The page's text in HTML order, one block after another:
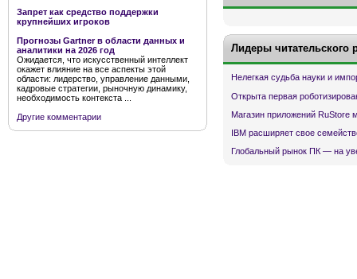
Запрет как средство поддержки
крупнейших игроков
Прогнозы Gartner в области данных и
аналитики на 2026 год
Ожидается, что искусственный интеллект
окажет влияние на все аспекты этой
области: лидерство, управление данными,
кадровые стратегии, рыночную динамику,
необходимость контекста ...
Другие комментарии
Лидеры читательского
Нелегкая судьба науки и
Открыта первая
Магазин приложений RuStore
IBM расширяет свое
Глобальный рынок ПК — на